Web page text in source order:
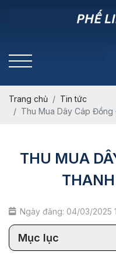
Trang chủ
Tin tức
Thu Mua Dây Cáp Đồng
THU MUA
Ngày đăng: 04/03/2025
Mục lục